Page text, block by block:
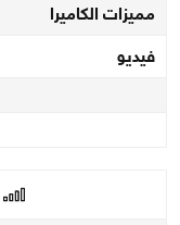
مميزات الكاميرا
فيديو